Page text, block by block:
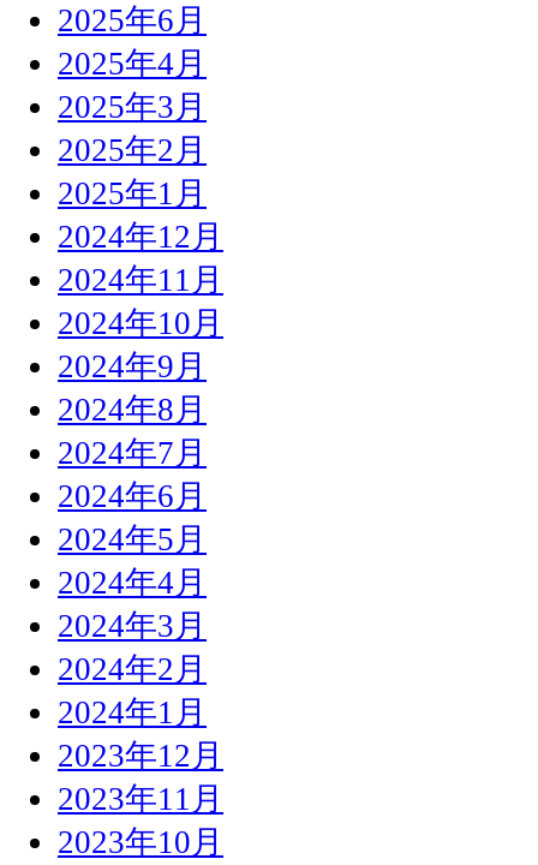
2025年6月
2025年4月
2025年3月
2025年2月
2025年1月
2024年12月
2024年11月
2024年10月
2024年9月
2024年8月
2024年7月
2024年6月
2024年5月
2024年4月
2024年3月
2024年2月
2024年1月
2023年12月
2023年11月
2023年10月